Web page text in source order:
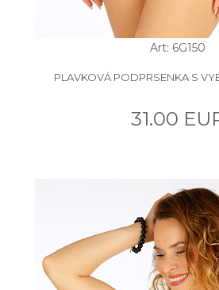
Art: 6G150
PLAVKOVÁ PODPRSENKA S
31.00